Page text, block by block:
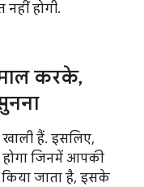
होगी.
करके,
हैं. इसलिए,
जिनमें आपकी
जाता है, इसके